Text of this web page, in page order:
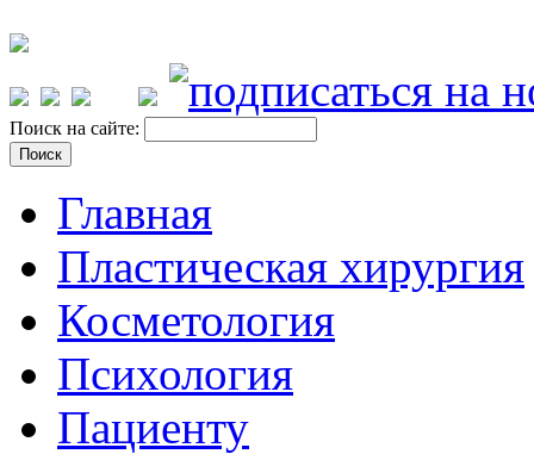
Поиск на сайте:
Главная
Пластическая хирургия
Косметология
Психология
Пациенту